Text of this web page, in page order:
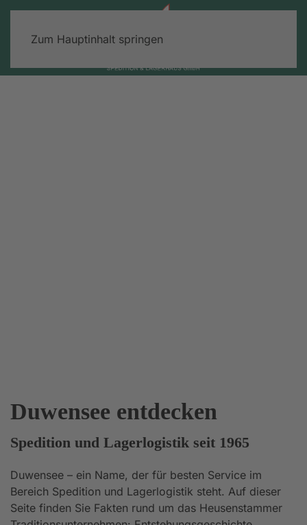
Zum Hauptinhalt springen
Duwensee entdecken
Spedition und Lagerlogistik seit 1965
Duwensee – ein Name, der für besten Service im
Bereich Spedition und Lagerlogistik steht. Auf dieser
Seite finden Sie Fakten rund um das Heusenstammer